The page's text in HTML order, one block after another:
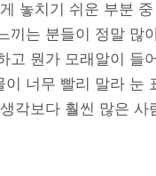
놓치기 쉬운 부분
끼는 분들이 정말 많
고 뭔가 모래알이 들
너무 빨리 말라 눈
각보다 훨씬 많은